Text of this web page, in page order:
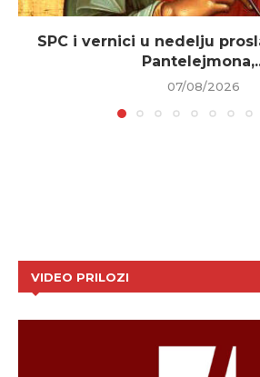
SPC i vernici u nedelju
07/08/2026
VIDEO PRILOZI